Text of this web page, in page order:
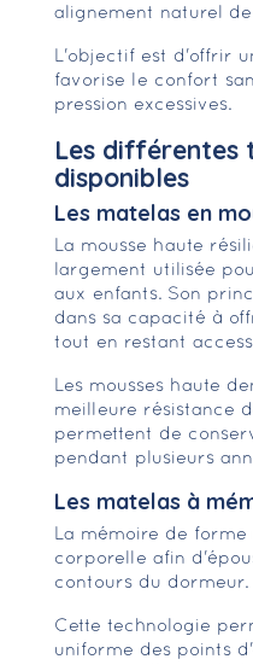
alignement naturel
L'objectif est d'offrir
favorise le confort
pression excessives.
Les différentes
disponibles
Les matelas en
La mousse haute
largement utilisée
aux enfants. Son
dans sa capacité à
tout en restant
Les mousses haute
meilleure résistance
permettent de
pendant plusieurs
Les matelas à
La mémoire de
corporelle afin
contours du dormeur.
Cette technologie
uniforme des points